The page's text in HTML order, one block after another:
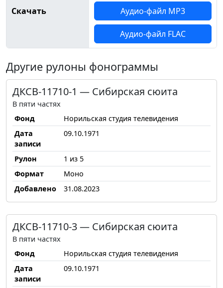
Скачать Аудио-файл MP3
Аудио-файл FLAC
Другие рулоны фонограммы
ДКСВ-11710-1 — Сибирская сюита
В пяти частях
Фонд
Норильская студия телевидения
Дата
записи
09.10.1971
Рулон
1 из 5
Формат
Моно
Добавлено
31.08.2023
ДКСВ-11710-3 — Сибирская сюита
В пяти частях
Фонд
Норильская студия телевидения
Дата
записи
09.10.1971